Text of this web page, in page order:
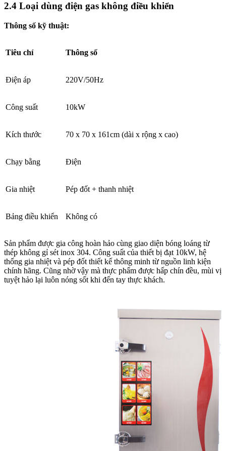
2.4 Loại dùng điện gas không điều khiển
Thông số kỹ thuật:
Tiêu chí Thông số
Điện áp 220V/50Hz
Công suất 10kW
Kích thước 70 x 70 x 161cm (dài x rộng x cao)
Chạy bằng Điện
Gia nhiệt Pép đốt + thanh nhiệt
Bảng điều khiển Không có
Sản phẩm được gia công hoàn hảo cùng giao diện bóng loáng từ
thép không gỉ sét inox 304. Công suất của thiết bị đạt 10kW, hệ
thống gia nhiệt và pép đốt thiết kế thông minh từ nguồn linh kiện
chính hãng. Cũng nhờ vậy mà thực phẩm được hấp chín đều, mùi vị
tuyệt hảo lại luôn nóng sốt khi đến tay thực khách.